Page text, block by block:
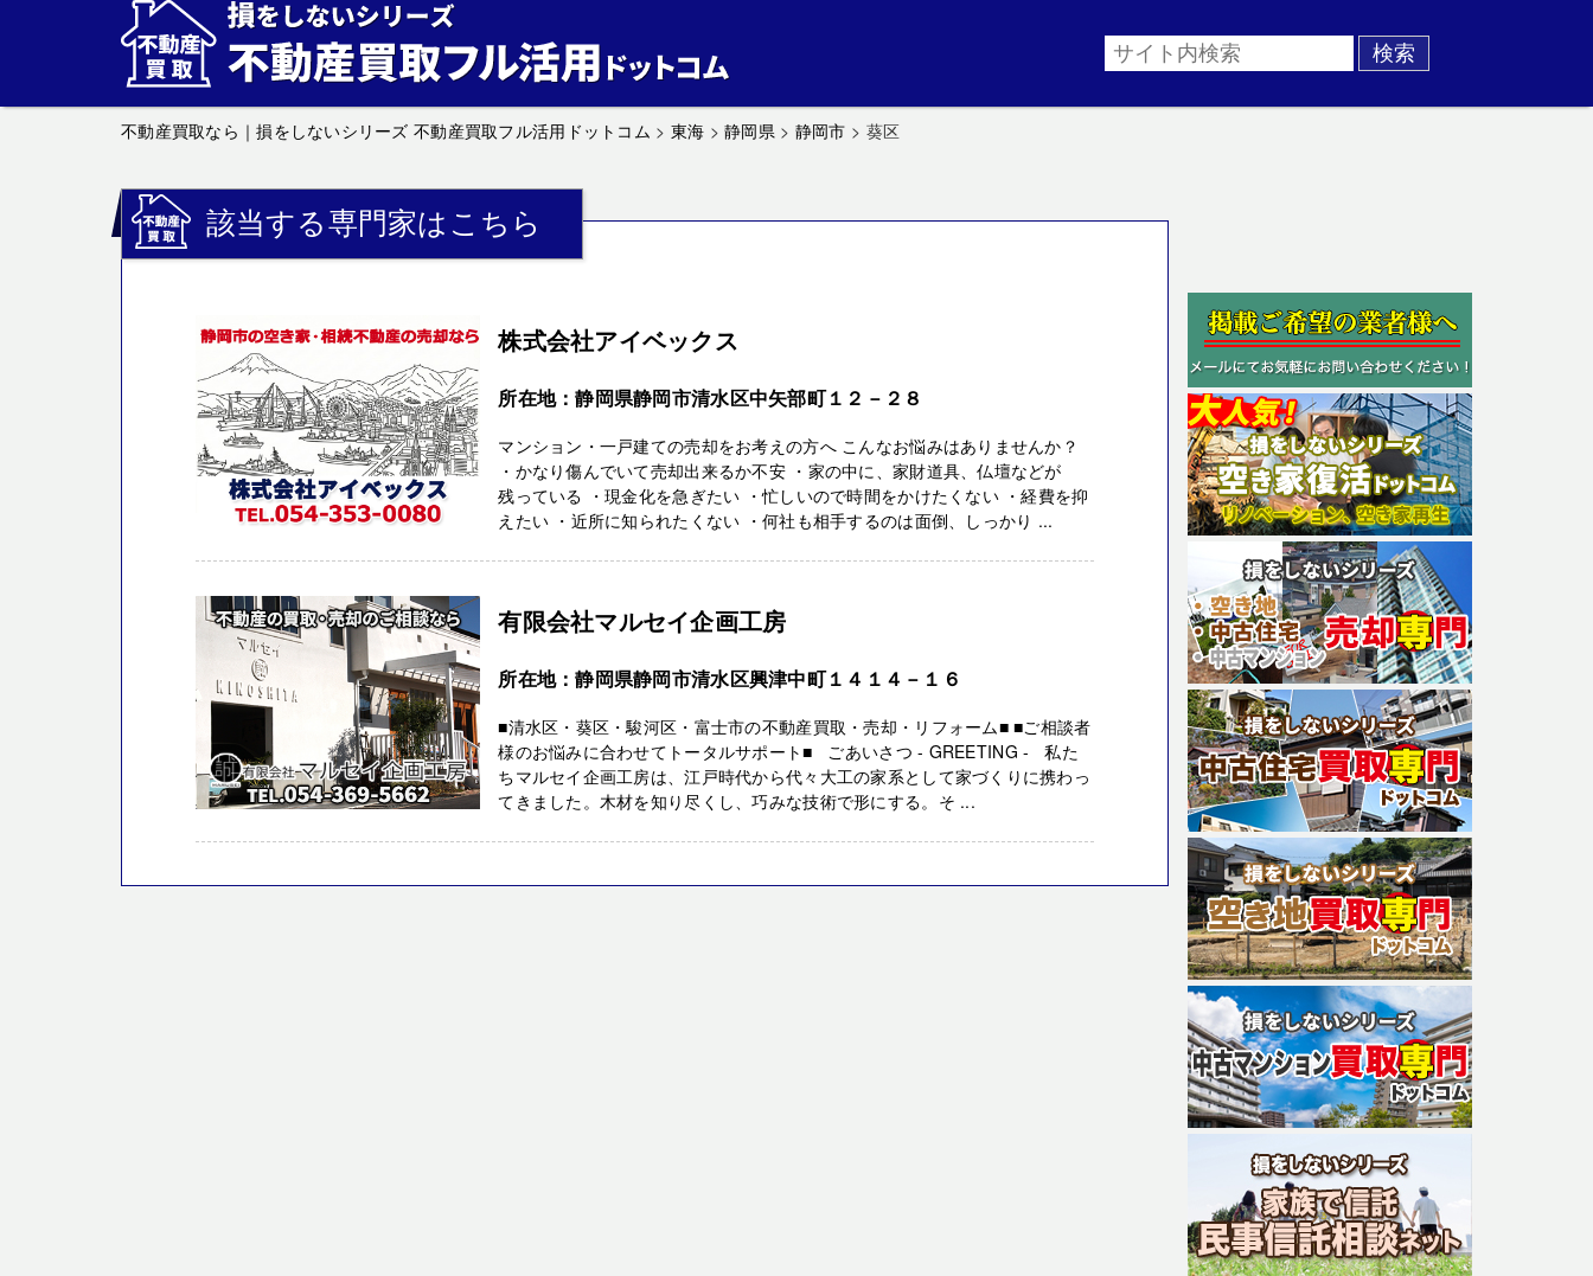
不動産買取なら｜損をしないシリーズ 不動産買取フル活用ドットコム > 東海 >静岡県 > 静岡市 > 葵区
該当する専門家はこちら
株式会社アイベックス
所在地：静岡県静岡市清水区中矢部町１２－２８
マンション・一戸建ての売却をお考えの方へ こんなお悩みはありませんか？
・かなり傷んでいて売却出来るか不安 ・家の中に、家財道具、仏壇などが
残っている ・現金化を急ぎたい ・忙しいので時間をかけたくない ・経費を抑
えたい ・近所に知られたくない ・何社も相手するのは面倒、しっかり ...
有限会社マルセイ企画工房
所在地：静岡県静岡市清水区興津中町１４１４－１６
■清水区・葵区・駿河区・富士市の不動産買取・売却・リフォーム■ ■ご相談者
様のお悩みに合わせてトータルサポート■ ごあいさつ - GREETING - 私た
ちマルセイ企画工房は、江戸時代から代々大工の家系として家づくりに携わっ
てきました。木材を知り尽くし、巧みな技術で形にする。そ ...